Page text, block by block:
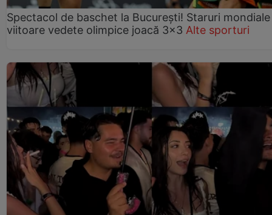
Spectacol de baschet la București! Staruri mondiale
viitoare vedete olimpice joacă 3x3 Alte sporturi